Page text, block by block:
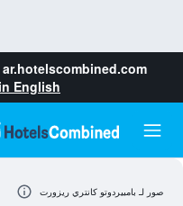
ar.hotelscombined.com
English
صور لـ بامبيردوتو كانتري ريزورت